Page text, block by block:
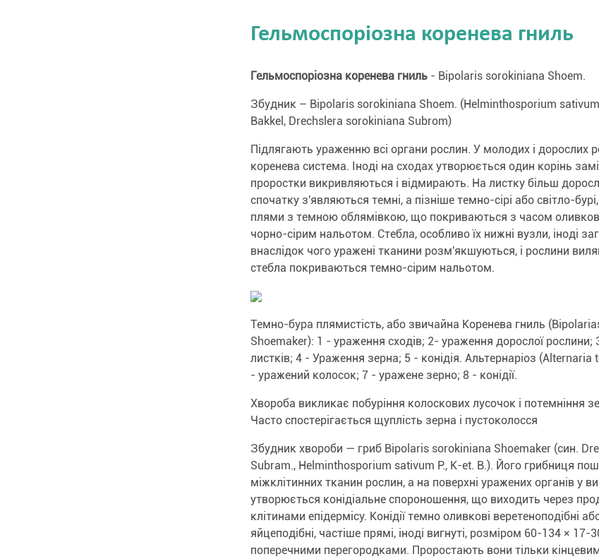
Гельмоспоріозна коренева гниль
Гельмоспоріозна коренева гниль- Bipolaris sorokiniana Shoem.
Збудник – Bipolaris sorokiniana Shoem. (Helminthosporium
Bakkel, Drechslera sorokiniana Subrom)
Підлягають ураженню всі органи рослин. У молодих і дорослих
коренева система. Іноді на сходах утворюється один корінь
проростки викривляються і відмирають. На листку більш
спочатку з'являються темні, а пізніше темно-сірі або світло-
плями з темною облямівкою, що покриваються з часом
чорно-сірим нальотом. Стебла, особливо їх нижні вузли, іноді
внаслідок чого уражені тканини розм'якшуються, і рослини
стебла покриваються темно-сірим нальотом.
Темно-бура плямистість, або звичайна Коренева гниль
Shoemaker): 1 - ураження сходів; 2- ураження дорослої рослини;
листків; 4 - Ураження зерна; 5 - конідія. Альтернаріоз (Alternaria
- уражений колосок; 7 - уражене зерно; 8 - конідії.
Хвороба викликає побуріння колоскових лусочок і потемніння
Часто спостерігається щуплість зерна і пустоколосся
Збудник хвороби — гриб Bipolaris sorokiniana Shoemaker (син.
Subram., Helminthosporium sativum Р., К-et. В.). Його грибниця
міжклітинних тканин рослин, а на поверхні уражених органів у
утворюється конідіальне спороношення, що виходить через
клітинами епідермісу. Конідії темно оливкові веретеноподібні
яйцеподібні, частіше прямі, іноді вигнуті, розміром 60-134 × 17-
поперечними перегородками. Проростають вони тільки